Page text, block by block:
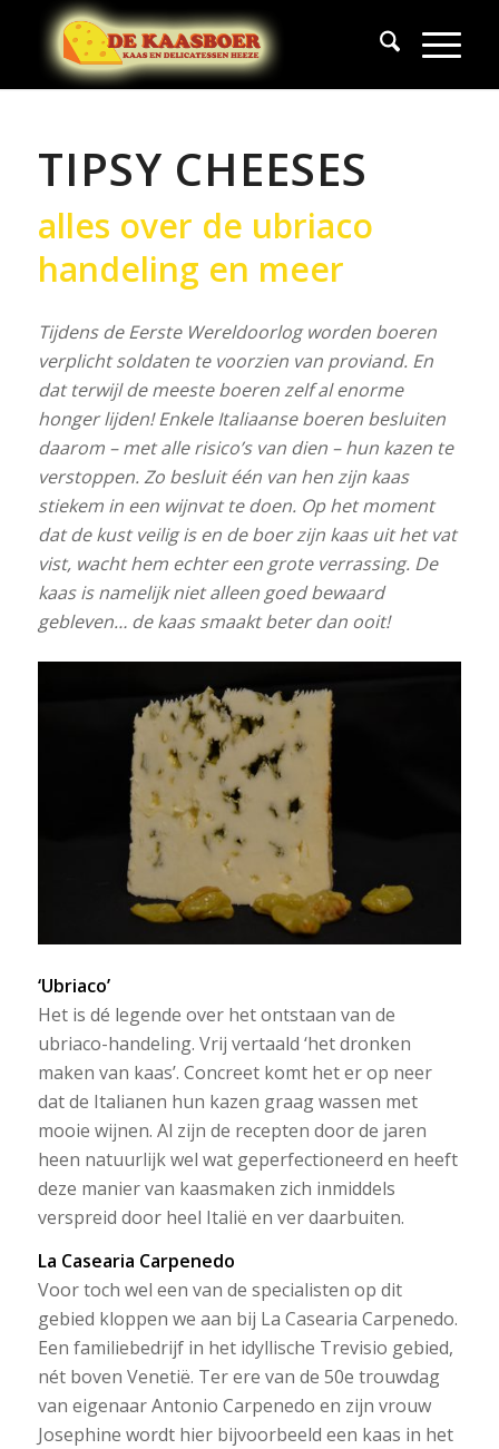
TIPSY CHEESES
alles over de ubriaco
handeling en meer
Tijdens de Eerste Wereldoorlog worden boeren
verplicht soldaten te voorzien van proviand. En
dat terwijl de meeste boeren zelf al enorme
honger lijden! Enkele Italiaanse boeren besluiten
daarom – met alle risico’s van dien – hun kazen te
verstoppen. Zo besluit één van hen zijn kaas
stiekem in een wijnvat te doen. Op het moment
dat de kust veilig is en de boer zijn kaas uit het vat
vist, wacht hem echter een grote verrassing. De
kaas is namelijk niet alleen goed bewaard
gebleven… de kaas smaakt beter dan ooit!
‘Ubriaco’
Het is dé legende over het ontstaan van de
ubriaco-handeling. Vrij vertaald ‘het dronken
maken van kaas’. Concreet komt het er op neer
dat de Italianen hun kazen graag wassen met
mooie wijnen. Al zijn de recepten door de jaren
heen natuurlijk wel wat geperfectioneerd en heeft
deze manier van kaasmaken zich inmiddels
verspreid door heel Italië en ver daarbuiten.
La Casearia Carpenedo
Voor toch wel een van de specialisten op dit
gebied kloppen we aan bij La Casearia Carpenedo.
Een familiebedrijf in het idyllische Trevisio gebied,
nét boven Venetië. Ter ere van de 50e trouwdag
van eigenaar Antonio Carpenedo en zijn vrouw
Josephine wordt hier bijvoorbeeld een kaas in het